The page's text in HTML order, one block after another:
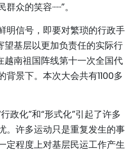
VIỆT
的笑容······”。
明信号，即要对繁琐的行政手
望基层以更加负责任的实际行
越南祖国阵线第十一次全国代
背景下。本次大会共有1100多
政化”和“形式化”引起了许多
。许多运动只是重复发生的事
定程度上对基层民运工作产生